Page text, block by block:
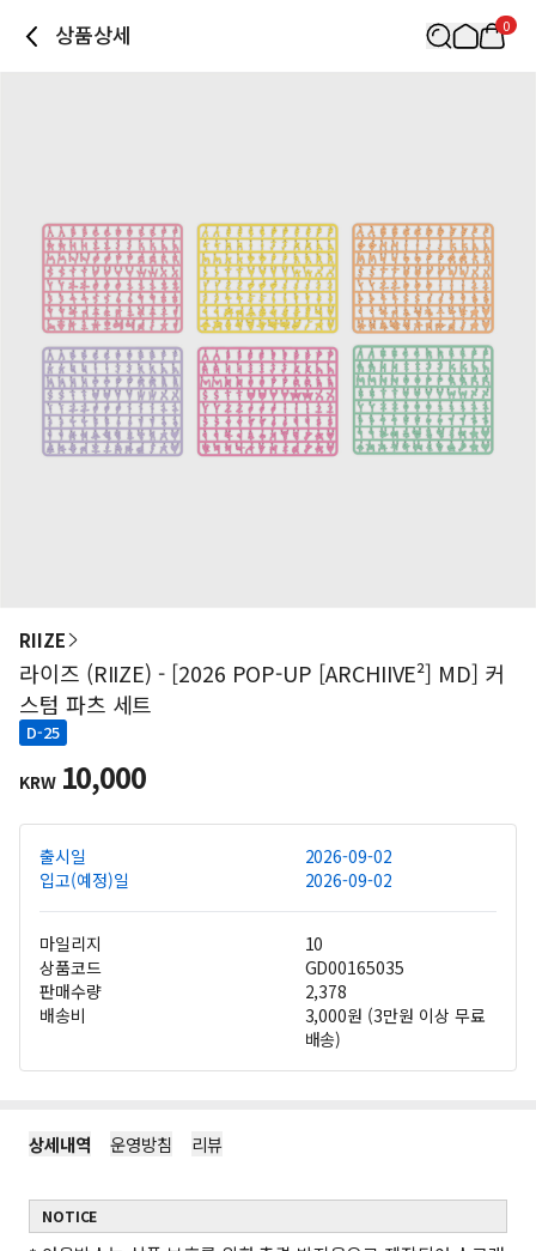
상품상세 0
RIIZE
라이즈 (RIIZE) - [2026 POP-UP [ARCHIIVE²] MD] 커
스텀 파츠 세트
D-25
KRW 10,000
출시일
2026-09-02
입고(예정)일
2026-09-02
마일리지
10
상품코드
GD00165035
판매수량
2,378
배송비
3,000원 (3만원 이상 무료
배송)
상세내역 운영방침 리뷰
NOTICE